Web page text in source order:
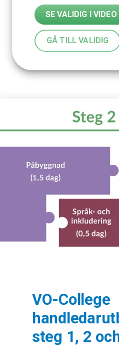
SE VALIDIG I VIDEO
GÅ TILL VALIDIG
VO-College
steg 1, 2